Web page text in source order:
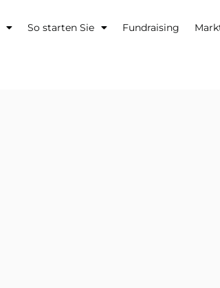
So starten Sie Fundraising